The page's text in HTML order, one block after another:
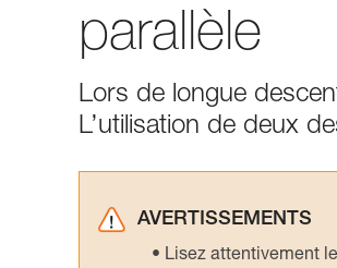
parallèle
Lors de longue
L’utilisation de deux
AVERTISSEMENTS
Lisez attentivement